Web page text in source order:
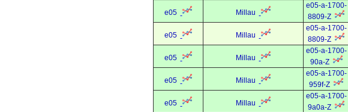
e05 Millau
e05-a-1700-
8809-Z
e05 Millau
e05-a-1700-
8809-Z
e05 Millau
e05-a-1700-
90a-Z
e05 Millau
e05-a-1700-
959f-Z
e05 Millau
e05-a-1700-
9a0a-Z